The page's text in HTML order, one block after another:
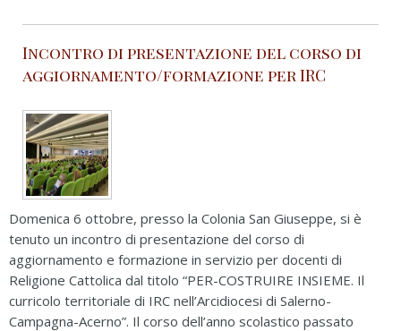
Incontro di presentazione del corso di
aggiornamento/formazione per IRC
Domenica 6 ottobre, presso la Colonia San Giuseppe, si è
tenuto un incontro di presentazione del corso di
aggiornamento e formazione in servizio per docenti di
Religione Cattolica dal titolo “PER-COSTRUIRE INSIEME. Il
curricolo territoriale di IRC nell’Arcidiocesi di Salerno-
Campagna-Acerno”. Il corso dell’anno scolastico passato